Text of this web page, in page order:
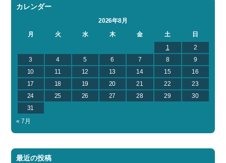
カレンダー
2026年8月
月
火 水 木 金 土
日
1
2
3
4 5 6 7 8
9
10
11 12 13 14 15
16
17
18 19 20 21 22
23
24
25 26 27 28 29
30
31
« 7月
最近の投稿